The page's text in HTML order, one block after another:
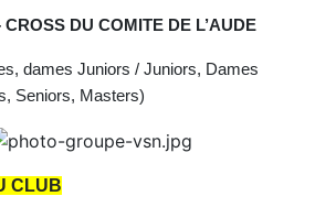
CROSS DU COMITE DE L’AUDE
dames Juniors / Juniors, Dames
Seniors, Masters)
CLUB